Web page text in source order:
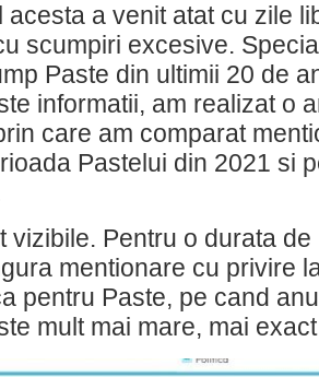
acesta a venit atat cu zile
scumpiri excesive.
Paste din ultimii 20 de
informatii, am realizat o
care am comparat
Pastelui din 2021 si
vizibile. Pentru o durata
mentionare cu privire
pentru Paste, pe cand
mult mai mare, mai